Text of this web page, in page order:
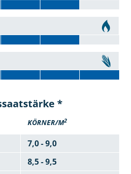
*
KÖRNER/M2
7,0 - 9,0
8,5 - 9,5